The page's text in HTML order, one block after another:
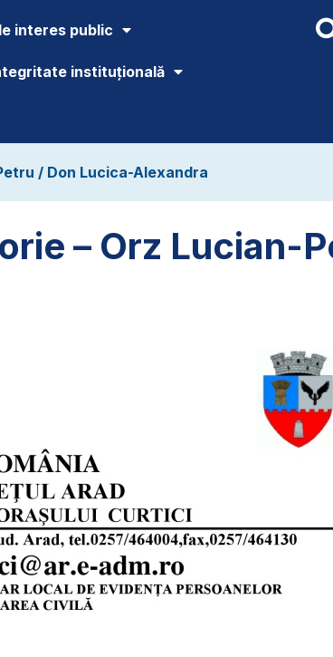
interes public
instituțională
/ Don Lucica-Alexandra
– Orz Lucian-